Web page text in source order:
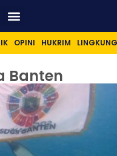
OPINI HUKRIM
Banten